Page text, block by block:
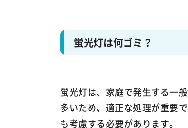
蛍光灯は何ゴミ？
蛍光灯は、家庭で発生する一
多いため、適正な処理が重要
も考慮する必要があります。